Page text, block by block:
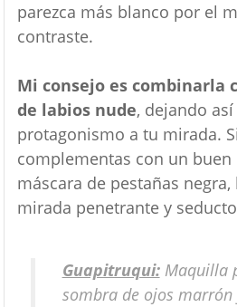
parezca más blanco por el
contraste.
Mi consejo es combinarla
de labios nude, dejando
protagonismo a tu mirada.
complementas con un
máscara de pestañas
mirada penetrante y
Guapitruqui:Maquilla
sombra de ojos marrón